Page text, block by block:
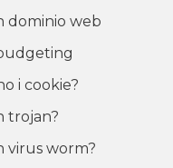
dominio web
i cookie?
trojan?
virus worm?